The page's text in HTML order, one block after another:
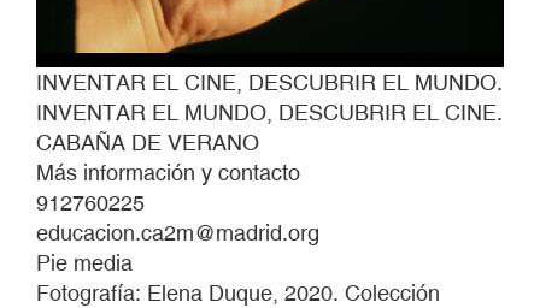
INVENTAR EL CINE, DESCUBRIR EL MUNDO.
INVENTAR EL MUNDO, DESCUBRIR EL CINE.
CABAÑA DE VERANO
Más información y contacto
912760225
educacion.ca2m@madrid.org
Pie media
Fotografía: Elena Duque, 2020. Colección